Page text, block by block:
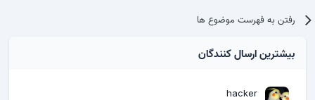
رفتن به فهرست موضوع ها
بیشترین ارسال کنندگان
hacker